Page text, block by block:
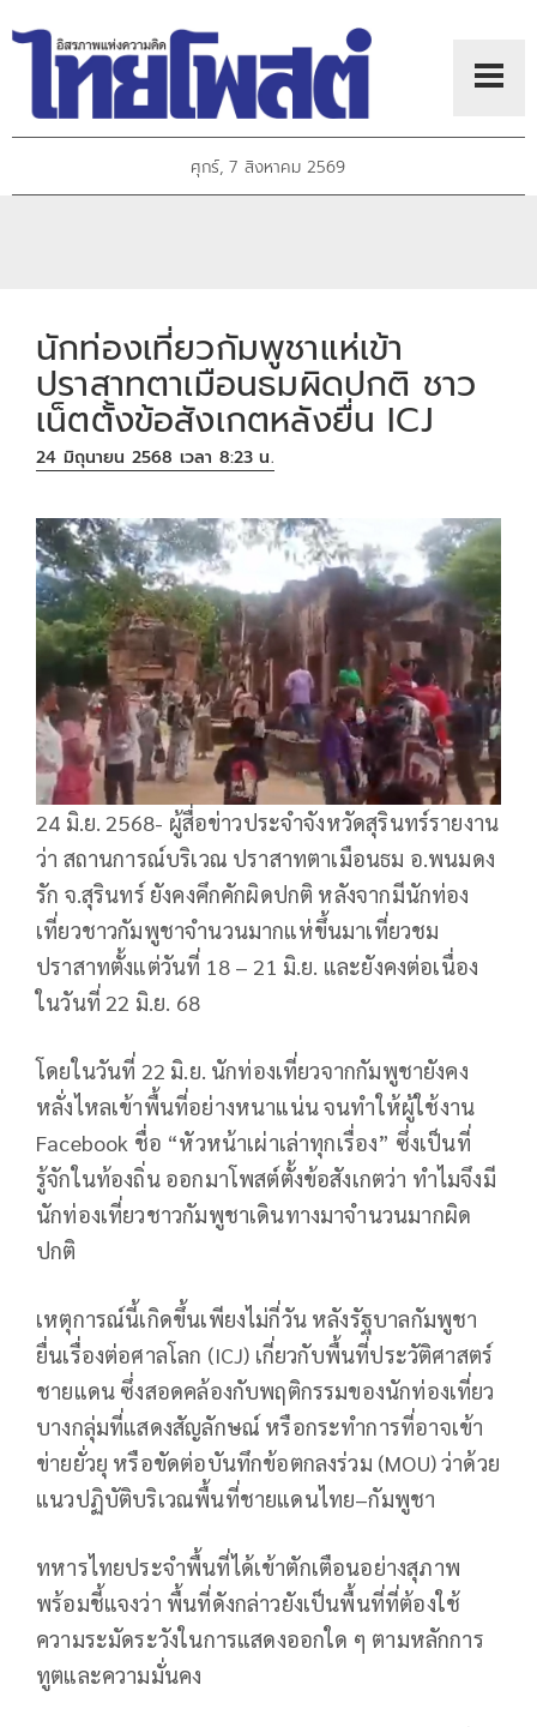
ศุกร์, 7 สิงหาคม 2569
นักท่องเที่ยวกัมพูชาแห่เข้า
ปราสาทตาเมือนธมผิดปกติ ชาว
เน็ตตั้งข้อสังเกตหลังยื่น ICJ
24 มิถุนายน 2568 เวลา 8:23 น.
24 มิ.ย. 2568- ผู้สื่อข่าวประจำจังหวัดสุรินทร์รายงาน
ว่า สถานการณ์บริเวณ ปราสาทตาเมือนธม อ.พนมดง
รัก จ.สุรินทร์ ยังคงคึกคักผิดปกติ หลังจากมีนักท่อง
เที่ยวชาวกัมพูชาจำนวนมากแห่ขึ้นมาเที่ยวชม
ปราสาทตั้งแต่วันที่ 18 – 21 มิ.ย. และยังคงต่อเนื่อง
ในวันที่ 22 มิ.ย. 68
โดยในวันที่ 22 มิ.ย. นักท่องเที่ยวจากกัมพูชายังคง
หลั่งไหลเข้าพื้นที่อย่างหนาแน่น จนทำให้ผู้ใช้งาน
Facebook ชื่อ “หัวหน้าเผ่าเล่าทุกเรื่อง” ซึ่งเป็นที่
รู้จักในท้องถิ่น ออกมาโพสต์ตั้งข้อสังเกตว่า ทำไมจึงมี
นักท่องเที่ยวชาวกัมพูชาเดินทางมาจำนวนมากผิด
ปกติ
เหตุการณ์นี้เกิดขึ้นเพียงไม่กี่วัน หลังรัฐบาลกัมพูชา
ยื่นเรื่องต่อศาลโลก (ICJ) เกี่ยวกับพื้นที่ประวัติศาสตร์
ชายแดน ซึ่งสอดคล้องกับพฤติกรรมของนักท่องเที่ยว
บางกลุ่มที่แสดงสัญลักษณ์ หรือกระทำการที่อาจเข้า
ข่ายยั่วยุ หรือขัดต่อบันทึกข้อตกลงร่วม (MOU) ว่าด้วย
แนวปฏิบัติบริเวณพื้นที่ชายแดนไทย–กัมพูชา
ทหารไทยประจำพื้นที่ได้เข้าตักเตือนอย่างสุภาพ
พร้อมชี้แจงว่า พื้นที่ดังกล่าวยังเป็นพื้นที่ที่ต้องใช้
ความระมัดระวังในการแสดงออกใด ๆ ตามหลักการ
ทูตและความมั่นคง